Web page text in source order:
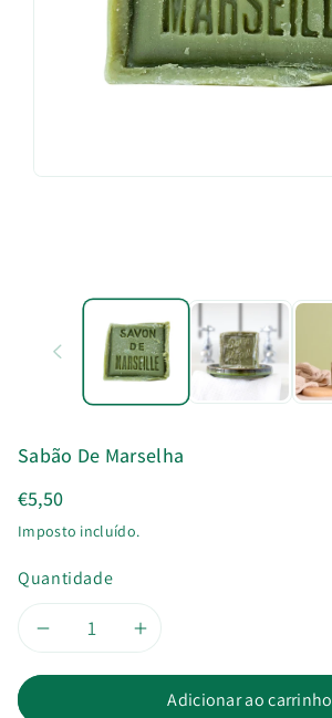
Sabão De Marselha
€5,50
Imposto incluído.
Quantidade
DiminuirAumentar
Adicionar ao carrinho